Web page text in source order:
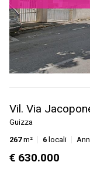
Vil. Via
Guizza
267m² 6 locali
€ 630.000